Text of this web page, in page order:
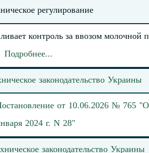
регулирование
контроль за ввозом
Подробнее...
законодательство Украины
от 10.06.2026 № 765 "О
2024 г. N 28"
законодательство Украины